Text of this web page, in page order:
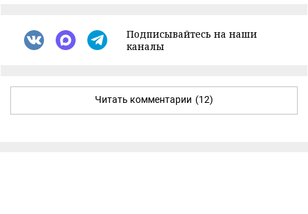
Подписывайтесь на наши
каналы
Читать комментарии (12)